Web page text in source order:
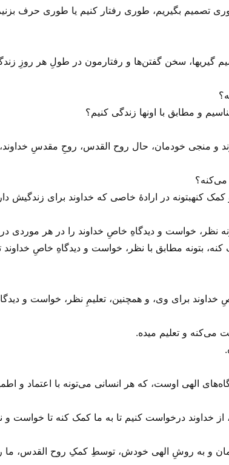
تصمیم بگیریم، طوری رفتار کنیم یا طوری حرف
سخن گفتن‌ها و رفتارمون در طولِ هر روزِ
و مطابق با اونها زندگی کنیم؟
و منجی خودمان، حال روح القدس، روحِ مقدسِ
می‌‌کنه؟
کنهبتونه در ارادهٔ خاصی که خداوند برای زندگیش
نظر، خواست و دیدگاهِ خاصِ خداوند را در هر موردی
بتونه مطابق با نظر، خواست و دیدگاهِ خاصِ
برای وی، و همچنین، تعلیمِ نظر، خواست و
می‌‌کنه و تعلیم میده.
الهی اوست، که هر انسانی می‌‌تونه با اعتماد و
از خداوند درخواست کنیم تا به ما کمک کنه تا خواست
و به روشِ الهی خودش، توسطِ کمکِ روح القدس، ما